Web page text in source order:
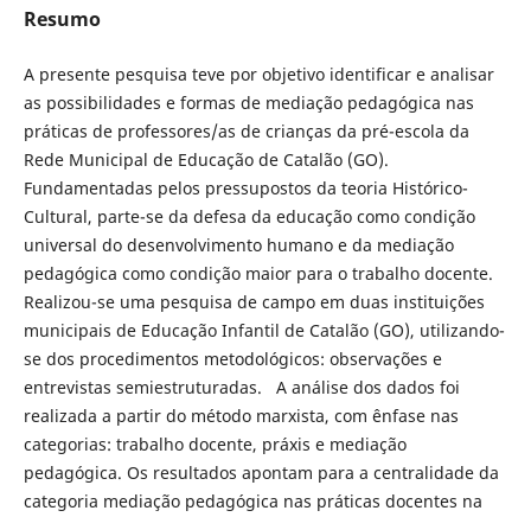
Resumo
A presente pesquisa teve por objetivo identificar e analisar
as possibilidades e formas de mediação pedagógica nas
práticas de professores/as de crianças da pré-escola da
Rede Municipal de Educação de Catalão (GO).
Fundamentadas pelos pressupostos da teoria Histórico-
Cultural, parte-se da defesa da educação como condição
universal do desenvolvimento humano e da mediação
pedagógica como condição maior para o trabalho docente.
Realizou-se uma pesquisa de campo em duas instituições
municipais de Educação Infantil de Catalão (GO), utilizando-
se dos procedimentos metodológicos: observações e
entrevistas semiestruturadas. A análise dos dados foi
realizada a partir do método marxista, com ênfase nas
categorias: trabalho docente, práxis e mediação
pedagógica. Os resultados apontam para a centralidade da
categoria mediação pedagógica nas práticas docentes na